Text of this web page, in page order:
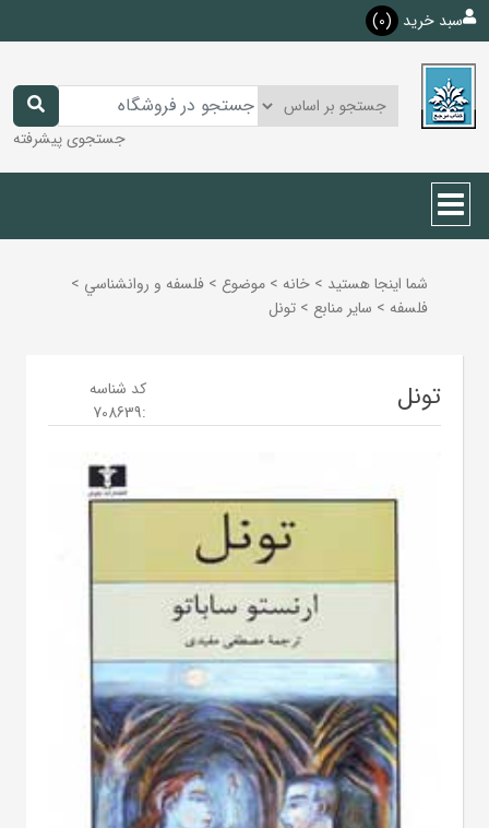
سبد خرید (0)
جستجوی پیشرفته
شما اینجا هستید > خانه > موضوع > فلسفه و روانشناسي >
فلسفه > ساير منابع > تونل
تونل
کد شناسه
:
708639